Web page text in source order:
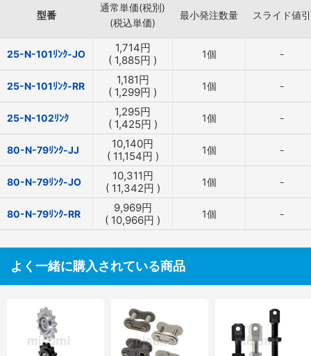
型番
通常単価(税別)
(税込単価)
最小発注数量 スライド値引
25-N-101ﾘﾝｸ-JO 1,714円
( 1,885円 ) 1個 -
25-N-101ﾘﾝｸ-RR 1,181円
( 1,299円 ) 1個 -
25-N-102ﾘﾝｸ 1,295円
( 1,425円 ) 1個 -
80-N-79ﾘﾝｸ-JJ 10,140円
( 11,154円 ) 1個 -
80-N-79ﾘﾝｸ-JO 10,311円
( 11,342円 ) 1個 -
80-N-79ﾘﾝｸ-RR 9,969円
( 10,966円 ) 1個 -
よく一緒に購入されている商品